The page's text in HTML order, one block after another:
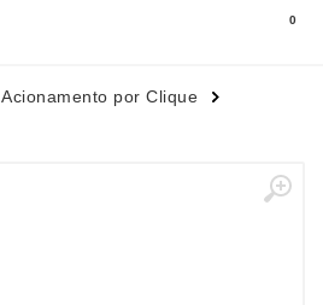
0
Acionamento por Clique